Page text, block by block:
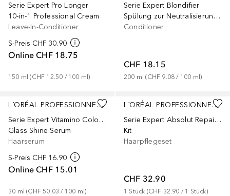
Serie Expert Pro Longer
10-in-1 Professional Cream
Leave-In-Conditioner
S-Preis CHF 30.90
Online CHF 18.75
150 ml (CHF 12.50 / 100 ml)
Serie Expert Blondifier
Spülung zur Neutralisierung gelblicher Farbtöne
Conditioner
CHF 18.15
200 ml (CHF 9.08 / 100 ml)
L´ORÉAL PROFESSIONNEL PARIS
Serie Expert Vitamino Color Spectrum
Glass Shine Serum
Haarserum
S-Preis CHF 16.90
Online CHF 15.01
30 ml (CHF 50.03 / 100 ml)
L´ORÉAL PROFESSIONNEL PARIS
Serie Expert Absolut Repair Molecular
Kit
Haarpflegeset
CHF 32.90
1 Stück (CHF 32.90 / 1 Stück)